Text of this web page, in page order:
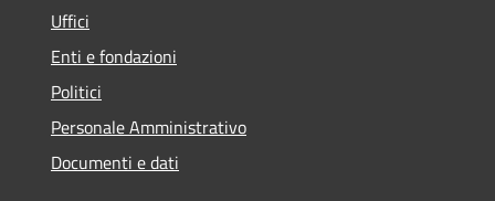
Uffici
Enti e fondazioni
Politici
Personale Amministrativo
Documenti e dati